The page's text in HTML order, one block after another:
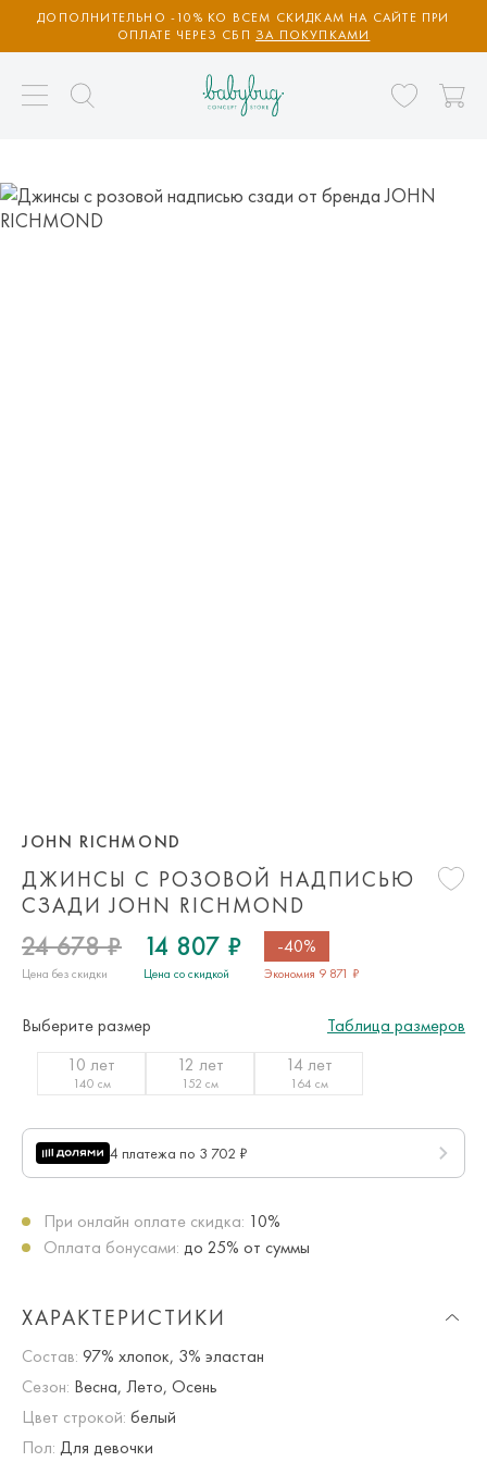
ДОПОЛНИТЕЛЬНО -10% КО ВСЕМ СКИДКАМ НА САЙТЕ ПРИ
ОПЛАТЕ ЧЕРЕЗ СБП ЗА ПОКУПКАМИ
ДЖИНСЫ С РОЗОВОЙ НАДПИСЬЮ
СЗАДИ JOHN RICHMOND
JOHN RICHMOND
24 678 ₽
Цена без скидки
14 807 ₽
Цена со скидкой
-40%
Экономия 9 871 ₽
Выберите размер
Таблица размеров
10 лет
140 см
12 лет
152 см
14 лет
164 см
4 платежа по 3 702 ₽
При онлайн оплате скидка: 10%
Оплата бонусами: до 25% от суммы
ХАРАКТЕРИСТИКИ
Состав: 97% хлопок, 3% эластан
Сезон: Весна, Лето, Осень
Цвет строкой: белый
Пол: Для девочки